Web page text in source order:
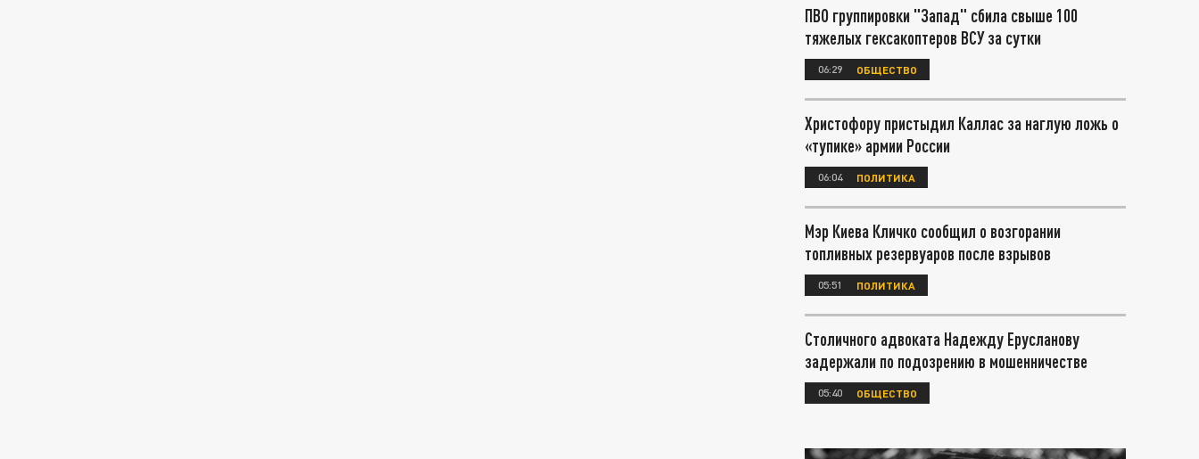
ПВО группировки "Запад" сбила свыше 100
тяжелых гексакоптеров ВСУ за сутки
06:29 ОБЩЕСТВО
Христофору пристыдил Каллас за наглую ложь о
«тупике» армии России
06:04 ПОЛИТИКА
Мэр Киева Кличко сообщил о возгорании
топливных резервуаров после взрывов
05:51 ПОЛИТИКА
Столичного адвоката Надежду Ерусланову
задержали по подозрению в мошенничестве
05:40 ОБЩЕСТВО